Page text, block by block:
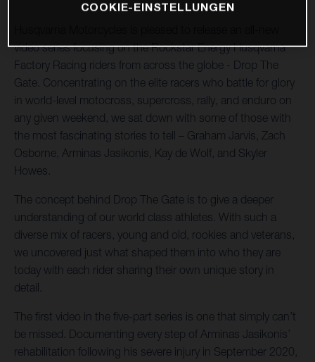
video series focusing on the Rockstar Energy Husqvarna
Factory Racing riders from across the globe - Drop The
Gate. Concentrating on the elite racers who battle for glory
in world-level motocross, supercross, rally, and enduro on
any given weekend, we sat down with some of those with
the most fascinating stories to tell – Graham Jarvis, Zach
Osborne, Arminas Jasikonis, Kay de Wolf, and Skyler
Howes.
The concept behind Drop The Gate is to give a deeper
understanding of our world class athletes. With such a
diverse mix of racers, young and old, rookies and veterans,
we uncovered just what shaped them into who they are
today with each rider sharing their own unique story in
detail.
The first video in the five-part series is one that simply can’t
be missed. Documenting every step of Arminas Jasikonis’
rehabilitation following his severe injury in September 2020,
COOKIE-EINSTELLUNGEN